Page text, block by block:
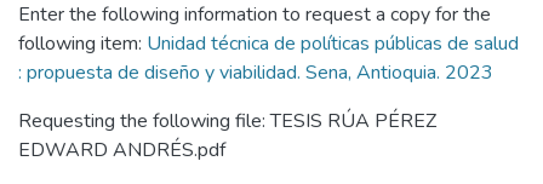
Enter the following information to request a copy for the
following item: Unidad técnica de políticas públicas de salud
: propuesta de diseño y viabilidad. Sena, Antioquia. 2023
Requesting the following file: TESIS RÚA PÉREZ
EDWARD ANDRÉS.pdf